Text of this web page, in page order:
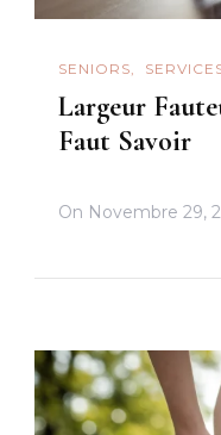
SENIORS
Largeur
Faut Savoir
On Novembre 29,